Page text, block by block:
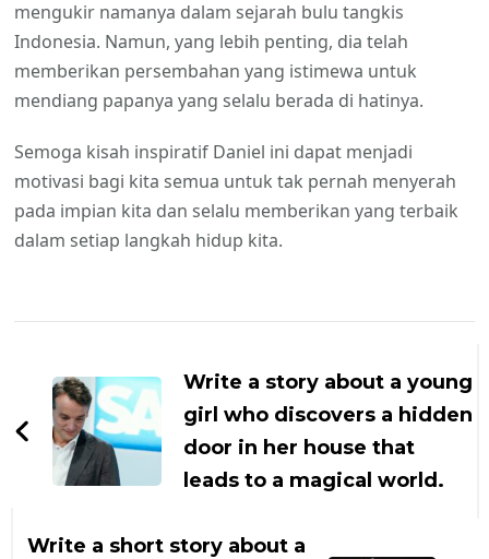
mengukir namanya dalam sejarah bulu tangkis
Indonesia. Namun, yang lebih penting, dia telah
memberikan persembahan yang istimewa untuk
mendiang papanya yang selalu berada di hatinya.
Semoga kisah inspiratif Daniel ini dapat menjadi
motivasi bagi kita semua untuk tak pernah menyerah
pada impian kita dan selalu memberikan yang terbaik
dalam setiap langkah hidup kita.
Artikel
Write a story about a young
girl who discovers a hidden
door in her house that
leads to a magical world.
Write a short story about a